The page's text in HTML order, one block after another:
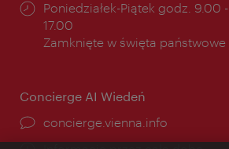
Godziny
otwarcia:
Poniedziałek-Piątek godz. 9.00 -
17.00
Zamknięte w święta państwowe
Concierge AI Wiedeń
concierge.vienna.info